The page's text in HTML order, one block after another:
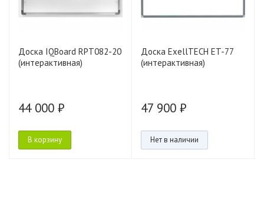
Доска IQBoard RPT082-20
(интерактивная)
44 000 ₽
В корзину
Доска ExellTECH ET-77
(интерактивная)
47 900 ₽
Нет в наличии